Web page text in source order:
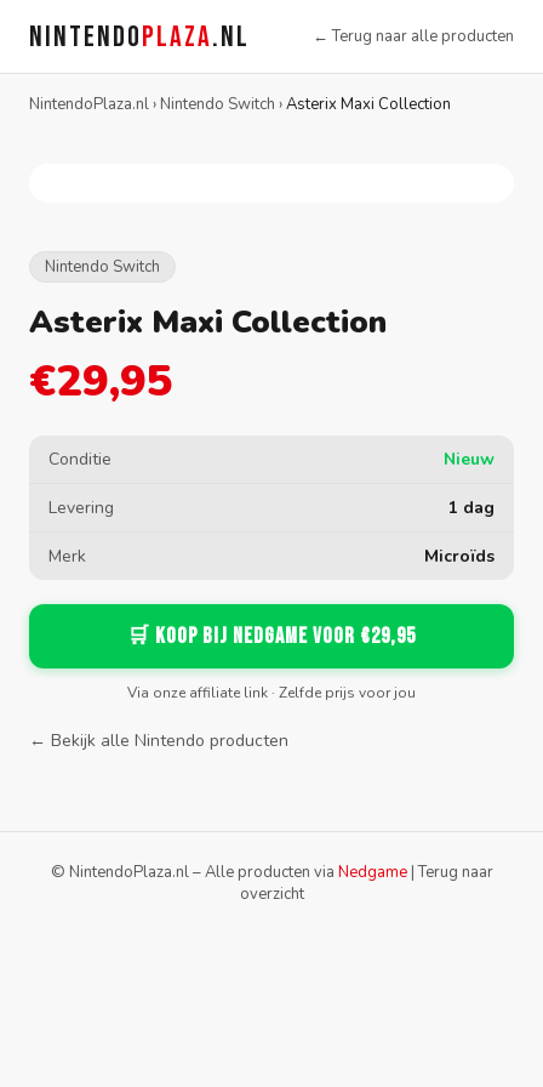
NINTENDOPLAZA.NL ← Terug naar alle producten
NintendoPlaza.nl› Nintendo Switch ›Asterix Maxi Collection
Nintendo Switch
Asterix Maxi Collection
€29,95
Conditie Nieuw
Levering 1 dag
Merk Microïds
🛒 Koop bij Nedgame voor €29,95
Via onze affiliate link · Zelfde prijs voor jou
← Bekijk alle Nintendo producten
© NintendoPlaza.nl – Alle producten via Nedgame|Terug naar
overzicht